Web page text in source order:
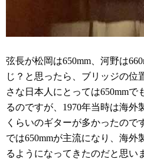
弦長が松岡は650mm、河野は
じ？と思ったら、ブリッジの位
さな日本人にとっては650mmで
るのですが、1970年当時は海外
くらいのギターが多かったので
では650mmが主流になり、海外
るようになってきたのだと思い